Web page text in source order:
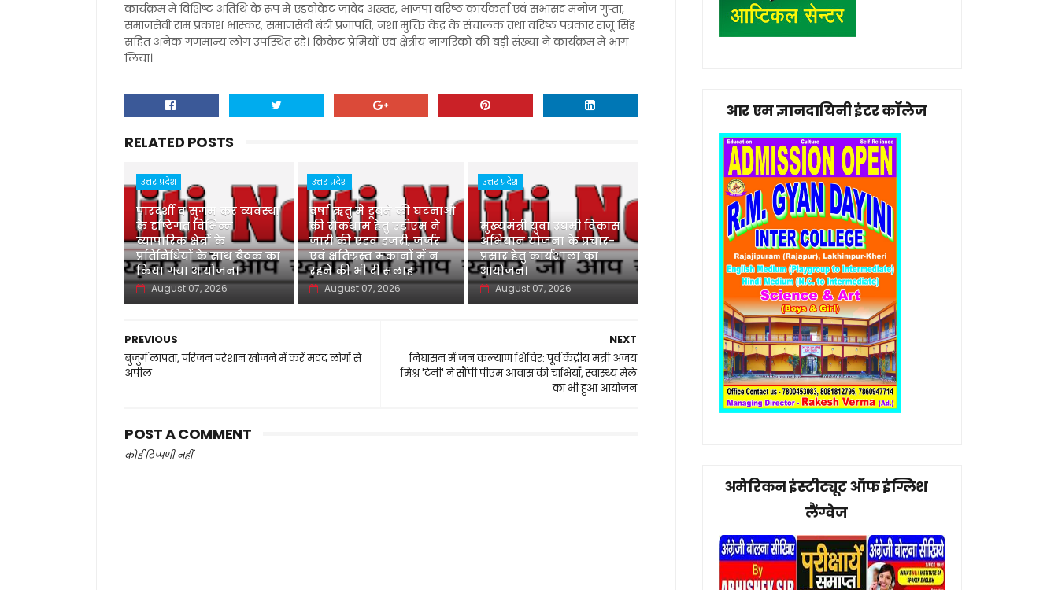
कार्यक्रम में विशिष्ट अतिथि के रूप में एडवोकेट जावेद अख्तर, भाजपा वरिष्ठ कार्यकर्ता एवं सभासद मनोज गुप्ता,
समाजसेवी राम प्रकाश भास्कर, समाजसेवी बंटी प्रजापति, नशा मुक्ति केंद्र के संचालक तथा वरिष्ठ पत्रकार राजू सिंह
सहित अनेक गणमान्य लोग उपस्थित रहे। क्रिकेट प्रेमियों एवं क्षेत्रीय नागरिकों की बड़ी संख्या ने कार्यक्रम में भाग
लिया।
RELATED POSTS
उत्तर प्रदेश
पारदर्शी व सुगम कर व्यवस्था
के दृष्टिगत विभिन्न
व्यापारिक क्षेत्रों के
प्रतिनिधियों के साथ बैठक का
किया गया आयोजन।
August 07, 2026
उत्तर प्रदेश
वर्षा ऋतु में डूबने की घटनाओं
की रोकथाम हेतु एडीएम ने
जारी की एडवाइजरी, जर्जर
एवं क्षतिग्रस्त मकानों में न
रहने की भी दी सलाह
August 07, 2026
उत्तर प्रदेश
मुख्यमंत्री युवा उद्यमी विकास
अभियान योजना के प्रचार-
प्रसार हेतु कार्यशाला का
आयोजन।
August 07, 2026
NEXT
निघासन में जन कल्याण शिविर: पूर्व केंद्रीय मंत्री अजय
मिश्र 'टेनी' ने सौंपी पीएम आवास की चाभियाँ, स्वास्थ्य मेले
का भी हुआ आयोजन
PREVIOUS
बुजुर्ग लापता, परिजन परेशान खोजने में करें मदद लोगों से
अपील
POST A COMMENT
कोई टिप्पणी नहीं
आर एम ज्ञानदायिनी इंटर कॉलेज
अमेरिकन इंस्टीट्यूट ऑफ इंग्लिश
लैंग्वेज